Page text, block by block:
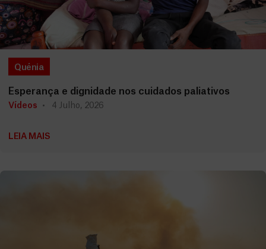
Quénia
Esperança e dignidade nos cuidados paliativos
Vídeos 4 Julho, 2026
LEIA MAIS